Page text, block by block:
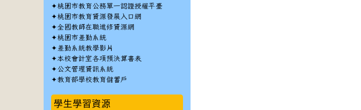
✦桃園市教育公務單一認證授權平臺
✦桃園市教育資源發展入口網
✦全國教師在職進修資源網
✦桃園市差勤系統
✦ 差勤系統教學影片
✦本校會計室各項預決算書表
✦公文管理資訊系統
✦教育部學校教育儲蓄戶
學生學習資源